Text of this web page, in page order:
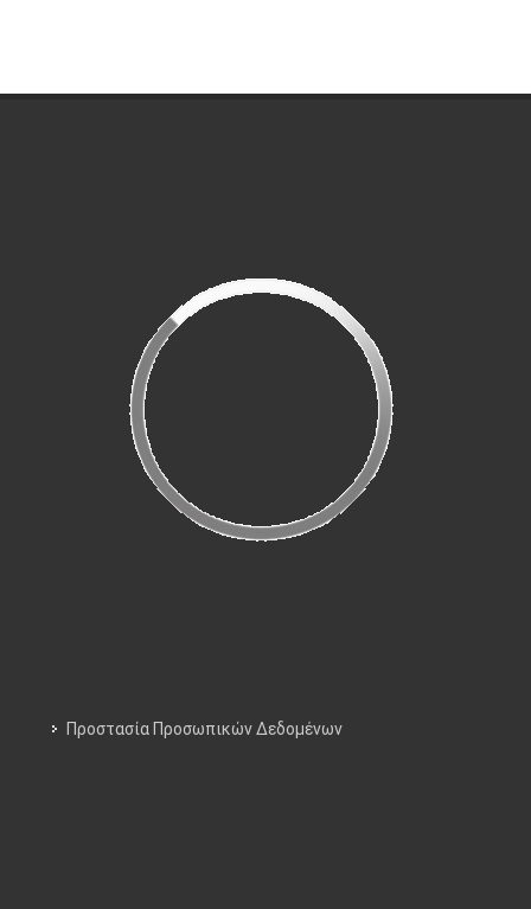
Προστασία Προσωπικών Δεδομένων